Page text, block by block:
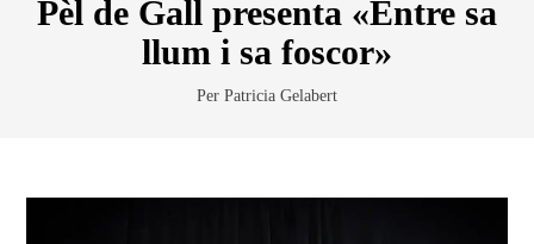
Pèl de Gall presenta «Entre sa
llum i sa foscor»
Per Patricia Gelabert